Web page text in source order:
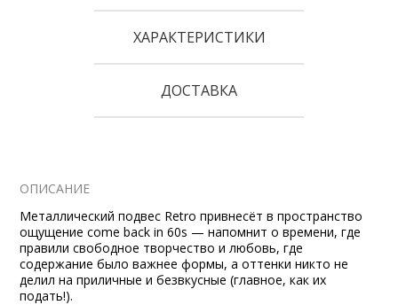
ХАРАКТЕРИСТИКИ
ДОСТАВКА
ОПИСАНИЕ
Металлический подвес Retro привнесёт в пространство
ощущение come back in 60s — напомнит о времени, где
правили свободное творчество и любовь, где
содержание было важнее формы, а оттенки никто не
делил на приличные и безвкусные (главное, как их
подать!).